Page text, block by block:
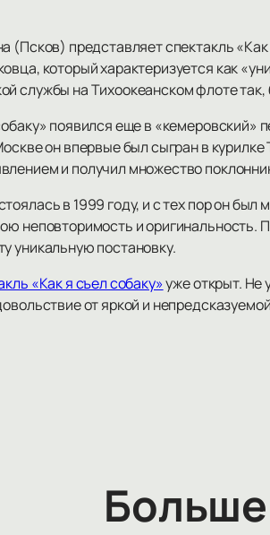
(Псков) представляет спектакль
который характеризуется как
службы на Тихоокеанском флоте
появился еще в
он впервые был сыгран в
и получил множество
в 1999 году, и с тех пор он
неповторимость и оригинальность.
уникальную постановку.
«Как я съел собаку»уже открыт. Не
от яркой и